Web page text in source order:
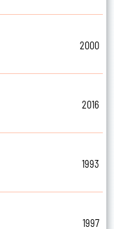
2000
2016
1993
1997